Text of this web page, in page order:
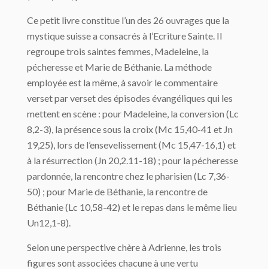
Ce petit livre constitue l’un des 26 ouvrages que la
mystique suisse a consacrés à l’Ecriture Sainte. Il
regroupe trois saintes femmes, Madeleine, la
pécheresse et Marie de Béthanie. La méthode
employée est la même, à savoir le commentaire
verset par verset des épisodes évangéliques qui les
mettent en scène : pour Madeleine, la conversion (Lc
8,2-3), la présence sous la croix (Mc 15,40-41 et Jn
19,25), lors de l’ensevelissement (Mc 15,47-16,1) et
à la résurrection (Jn 20,2.11-18) ; pour la pécheresse
pardonnée, la rencontre chez le pharisien (Lc 7,36-
50) ; pour Marie de Béthanie, la rencontre de
Béthanie (Lc 10,58-42) et le repas dans le même lieu
Un12,1-8).
Selon une perspective chère à Adrienne, les trois
figures sont associées chacune à une vertu